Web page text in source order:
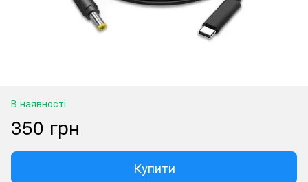
В наявності
350 грн
Купити